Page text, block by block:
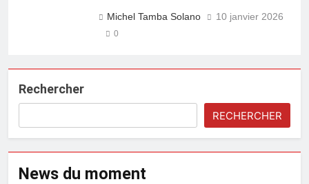
Michel Tamba Solano 10 janvier 2026
0
Rechercher
RECHERCHER
News du moment